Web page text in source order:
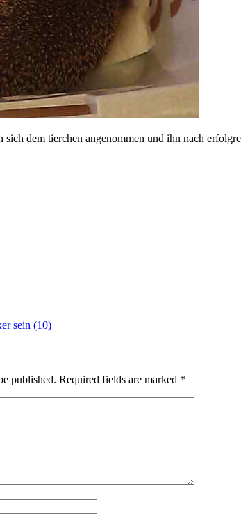
sich dem tierchen angenommen und ihn nach
sein (10)
published. Required fields are marked *